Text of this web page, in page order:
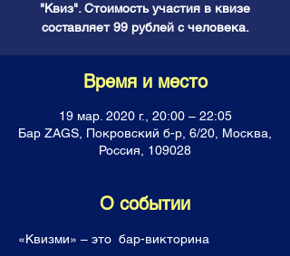
"Квиз". Стоимость участия в квизе
составляет 99 рублей с человека.
Время и место
19 мар. 2020 г., 20:00 – 22:05
Бар ZAGS, Покровский б-р, 6/20, Москва,
Россия, 109028
О событии
«Квизми» – это  бар-викторина